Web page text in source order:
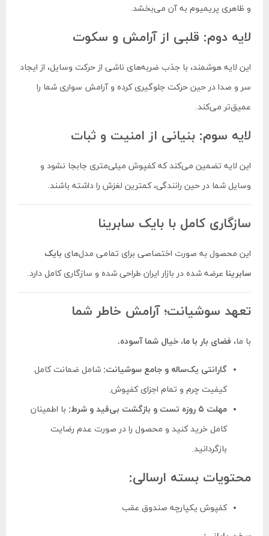
و ظاهری پریمیوم به آن می‌بخشد.
لایه دوم: قلبی از آرامش و سکوت
این لایه هوشمند، با جذب ضربه‌های ناشی از حرکت وسایل، از ایجاد
سر و صدا در حین حرکت جلوگیری کرده و آرامش سواری شما را
عمیق‌تر می‌کند.
لایه سوم: بنیانی از امنیت و ثبات
این لایه تضمین می‌کند که کفپوش میلی‌متری جابجا نشود و
وسایل شما در حین رانندگی، کمترین لغزش را داشته باشند.
سازگاری کامل با بایک سابرینا
این محصول به صورت اختصاصی برای تمامی مدل‌های بایک
سابرینا عرضه شده در بازار ایران طراحی شده و سازگاری کامل دارد.
تعهد سوشیانت؛ آرامش خاطر شما
با ما، فضای بار با ما، خیال شما آسوده.
گارانتی یک‌ساله و جامع سوشیانت: شامل ضمانت کامل
کیفیت چرم و تمام اجزای کفپوش.
مهلت ۵ روزه تست و بازگشت بی‌قید و شرط:
با اطمینان
کامل خرید کنید و محصول را در صورت عدم رضایت
بازگردانید.
محتویات بسته ارسالی:
کفپوش یکپارچه صندوق عقب